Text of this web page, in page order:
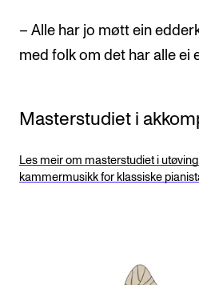
– Alle har jo møtt ein
med folk om det har alle ei
Masterstudiet i
Les meir om masterstudiet i
kammermusikk for klassiske